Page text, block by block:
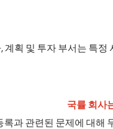
계획 및 투자 부서는 특
국률 회사
록과 관련된 문제에 대해